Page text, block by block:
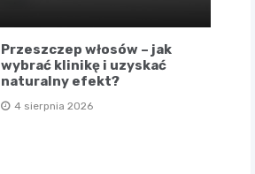
Przeszczep włosów – jak
wybrać klinikę i uzyskać
naturalny efekt?
4 sierpnia 2026